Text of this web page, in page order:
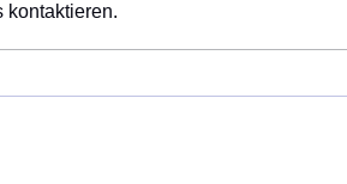
Vinum Celticum
kontaktieren.